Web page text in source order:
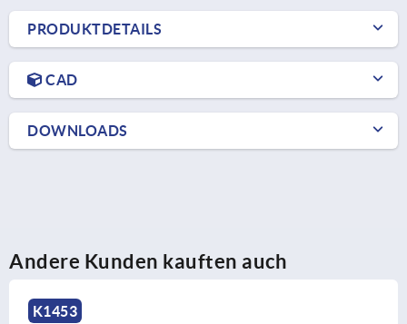
PRODUKTDETAILS
CAD
DOWNLOADS
Andere Kunden kauften auch